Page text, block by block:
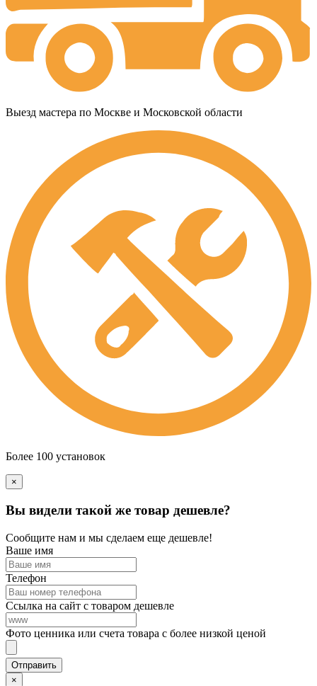
Выезд мастера по Москве и Московской области
Более 100 установок
×
Вы видели такой же товар дешевле?
Сообщите нам и мы сделаем еще дешевле!
Ваше имя
Телефон
Ссылка на сайт с товаром дешевле
Фото ценника или счета товара с более низкой ценой
×